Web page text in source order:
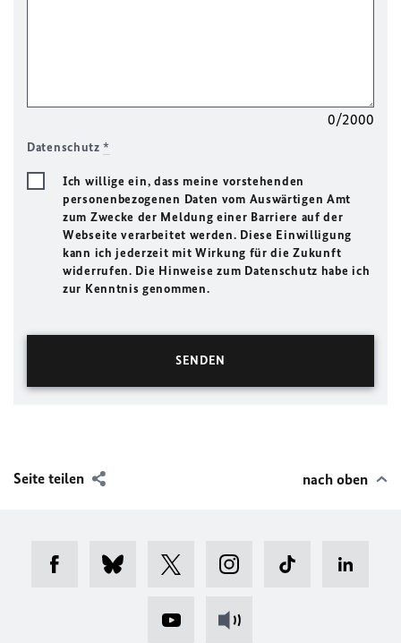
0/2000
Datenschutz*
Ich willige ein, dass meine vorstehenden
personenbezogenen Daten vom Auswärtigen Amt
zum Zwecke der Meldung einer Barriere auf der
Webseite verarbeitet werden. Diese Einwilligung
kann ich jederzeit mit Wirkung für die Zukunft
widerrufen. Die Hinweise zum Datenschutz habe ich
zur Kenntnis genommen.
Seite teilen nach oben